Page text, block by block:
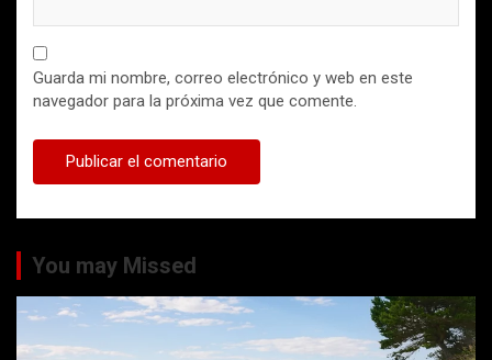
Guarda mi nombre, correo electrónico y web en este
navegador para la próxima vez que comente.
You may Missed